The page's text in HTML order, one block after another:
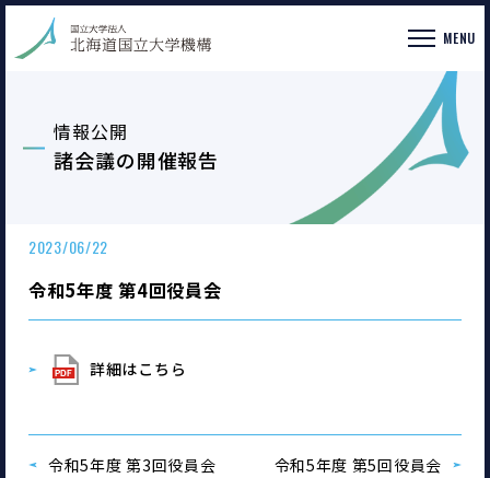
MENU
情報公開
諸会議の開催報告
2023/06/22
令和5年度 第4回役員会
詳細はこちら
令和5年度 第3回役員会 令和5年度 第5回役員会